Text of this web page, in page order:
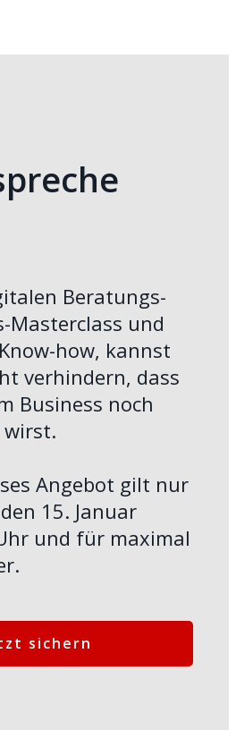
Beratungs-
Masterclass und
how, kannst
verhindern, dass
Business noch
Angebot gilt nur
15. Januar
und für maximal
sichern